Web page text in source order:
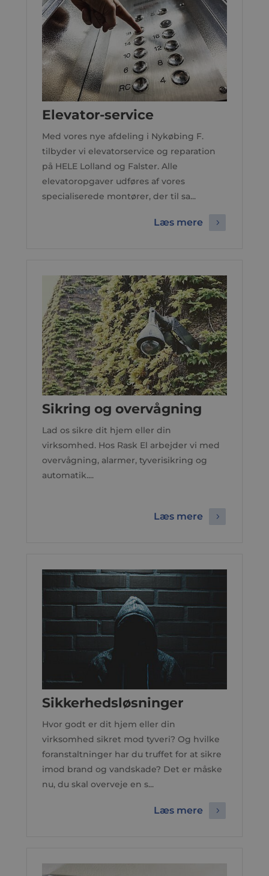
Elevator-service
Med vores nye afdeling i Nykøbing F.
tilbyder vi elevatorservice og reparation
på HELE Lolland og Falster. Alle
elevatoropgaver udføres af vores
specialiserede montører, der til sa...
Læs mere
Sikring og overvågning
Lad os sikre dit hjem eller din
virksomhed. Hos Rask El arbejder vi med
overvågning, alarmer, tyverisikring og
automatik....
Læs mere
Sikkerhedsløsninger
Hvor godt er dit hjem eller din
virksomhed sikret mod tyveri? Og hvilke
foranstaltninger har du truffet for at sikre
imod brand og vandskade? Det er måske
nu, du skal overveje en s...
Læs mere